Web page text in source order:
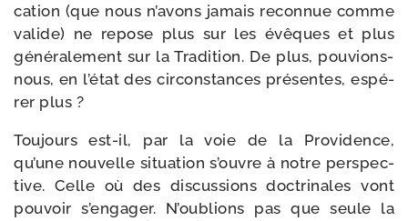
ca­tion (que nous n’a­vons jamais recon­nue comme
valide) ne repose plus sur les évêques et plus
géné­ra­le­ment sur la Tradition. De plus, pouvions-
nous, en l’é­tat des cir­cons­tances pré­sentes, espé­
rer plus ?
Toujours est-​il, par la voie de la Providence,
qu’une nou­velle situa­tion s’ouvre à notre pers­pec­
tive. Celle où des dis­cus­sions doc­tri­nales vont
pou­voir s’en­ga­ger. N’oublions pas que seule la